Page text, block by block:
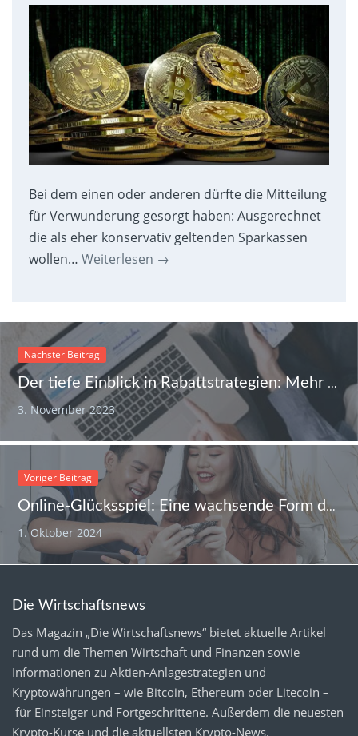
Bei dem einen oder anderen dürfte die Mitteilung
für Verwunderung gesorgt haben: Ausgerechnet
die als eher konservativ geltenden Sparkassen
wollen… Weiterlesen →
Nächster Beitrag
Der tiefe Einblick in Rabattstrategien: Mehr als nur Prozentsätze
3. November 2023
Voriger Beitrag
Online-Glücksspiel: Eine wachsende Form der digitalen Unterhaltung
1. Oktober 2024
Die Wirtschaftsnews
Das Magazin „Die Wirtschaftsnews“ bietet aktuelle Artikel
rund um die Themen Wirtschaft und Finanzen sowie
Informationen zu Aktien-Anlagestrategien und
Kryptowährungen – wie Bitcoin, Ethereum oder Litecoin –
für Einsteiger und Fortgeschrittene. Außerdem die neuesten
Krypto-Kurse und die aktuellsten Krypto-News.